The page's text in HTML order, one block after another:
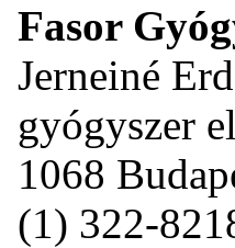
Fasor
Jerneiné
gyógyszer
1068
(1) 322-